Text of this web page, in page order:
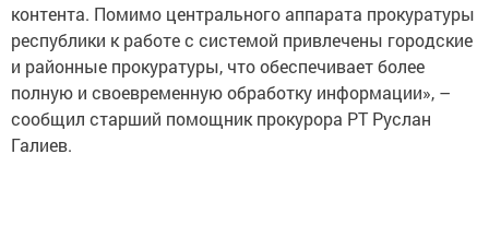
контента. Помимо центрального аппарата прокуратуры
республики к работе с системой привлечены городские
и районные прокуратуры, что обеспечивает более
полную и своевременную обработку информации», –
сообщил старший помощник прокурора РТ Руслан
Галиев.